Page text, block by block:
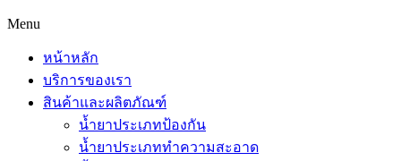
Menu
หน้าหลัก
บริการของเรา
สินค้าและผลิตภัณฑ์
น้ำยาประเภทป้องกัน
น้ำยาประเภททำความสะอาด